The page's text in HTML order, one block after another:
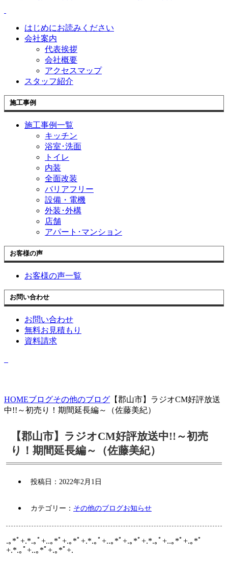
はじめにお読みください
会社案内
代表挨拶
会社概要
アクセスマップ
スタッフ紹介
施工事例
施工事例一覧
キッチン
浴室･洗面
トイレ
内装
全面改装
バリアフリー
設備・電機
外装･外構
店舗
アパート･マンション
お客様の声
お客様の声一覧
お問い合わせ
お問い合わせ
無料お見積もり
資料請求
HOMEブログその他のブログ 【郡山市】ラジオCM好評放送
中!!～初売り！期間延長編～（佐藤美紀）
【郡山市】ラジオCM好評放送中!!～初売
り！期間延長編～（佐藤美紀）
投稿日： 2022年2月1日
カテゴリー： その他のブログお知らせ
.｡*ﾟ+.*.｡ﾟ+..｡*ﾟ+.｡*ﾟ+.*.｡ﾟ+..｡*ﾟ+.｡*ﾟ+.*.｡ﾟ+..｡*ﾟ+.｡*ﾟ
+.*.｡ﾟ+..｡*ﾟ+.｡*ﾟ+.